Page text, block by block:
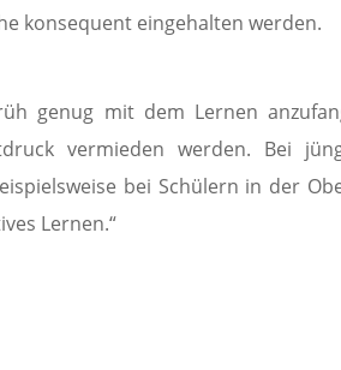
konsequent eingehalten werden.
genug mit dem Lernen
vermieden werden. Bei
bei Schülern in der
Lernen.“